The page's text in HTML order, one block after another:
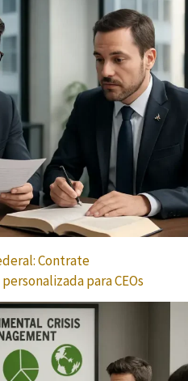
Contrate
para CEOs